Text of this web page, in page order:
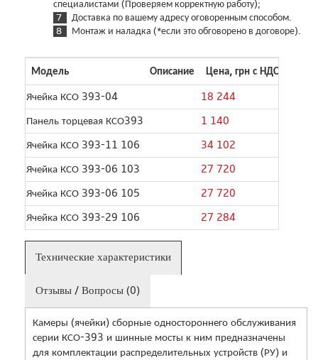
специалистами (Проверяем корректную работу);
Доставка по вашему адресу оговоренным способом.
Монтаж и наладка (*если это обговорено в договоре).
Модель Описание Цена, грн с НДС
Ячейка КСО 393-04
18 244
Панель торцевая КСО393
1 140
Ячейка КСО 393-11 106
34 102
Ячейка КСО 393-06 103
27 720
Ячейка КСО 393-06 105
27 720
Ячейка КСО 393-29 106
27 284
Технические характеристики
Отзывы / Вопросы (0)
Камеры (ячейки) сборные одностороннего обслуживания
серии КСО-393 и шинные мосты к ним предназначены
для комплектации распределительных устройств (РУ) и